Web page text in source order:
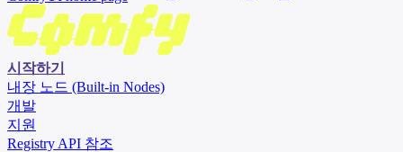
시작하기
내장 노드 (Built-in Nodes)
개발
지원
Registry API 참조